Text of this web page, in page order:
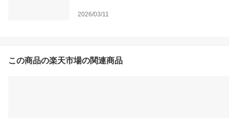
2026/03/11
この商品の楽天市場の関連商品